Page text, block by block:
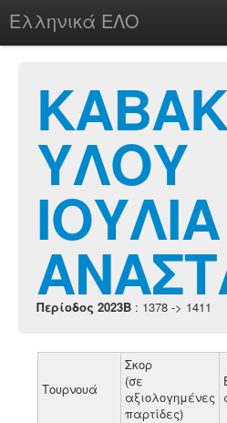
Ελληνικά ΕΛΟ
chesstu.be @ discord
ΥΛΟΥ
Περίοδος 2023B : 1378 -> 1411
Τουρνουά
Σκορ
(σε
αξιολογημένες
παρτίδες)